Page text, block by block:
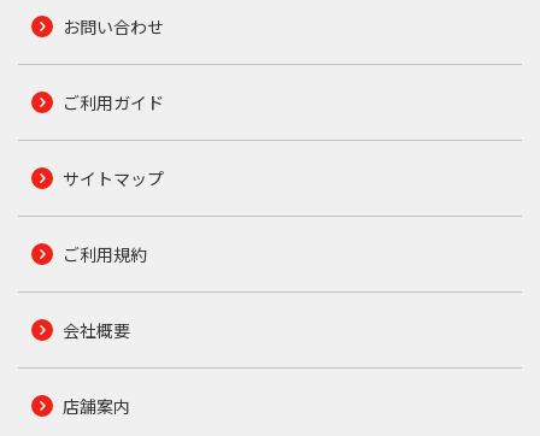
お問い合わせ
ご利用ガイド
サイトマップ
ご利用規約
会社概要
店舗案内